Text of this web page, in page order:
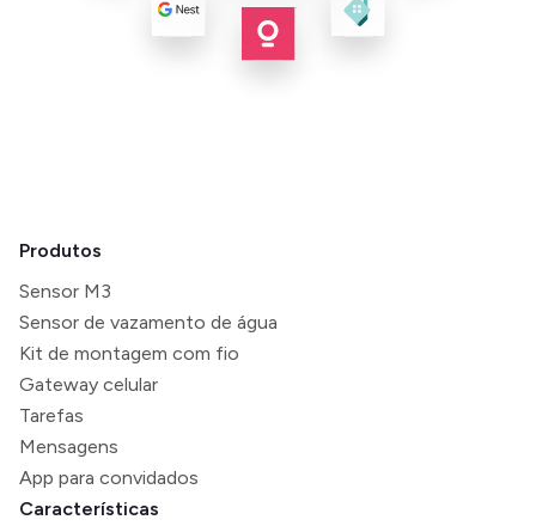
Produtos
Sensor M3
Sensor de vazamento de água
Kit de montagem com fio
Gateway celular
Tarefas
Mensagens
App para convidados
Características